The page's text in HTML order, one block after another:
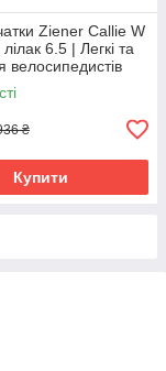
Ziener Callie W
6.5 | Легкі та
велосипедистів
₴
Купити